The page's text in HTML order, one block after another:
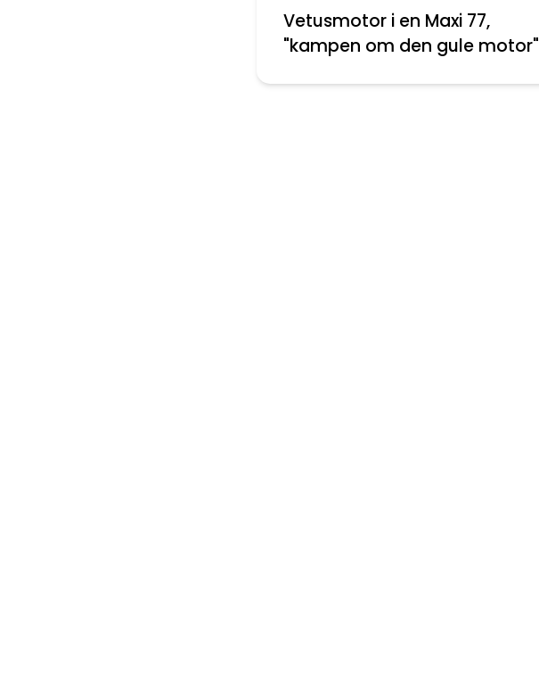
Vetusmotor i en Maxi 77,
"kampen om den gule motor"